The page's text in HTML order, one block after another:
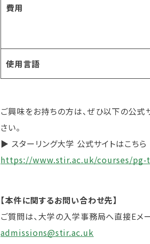
費用
使用言語
ご興味をお持ちの方は、ぜひ以下の公式
さい。
▶ スターリング大学 公式サイトはこちら
https://www.stir.ac.uk/courses/
【本件に関するお問い合わせ先】
ご質問は、大学の入学事務局へ直接Eメ
admissions@stir.ac.uk